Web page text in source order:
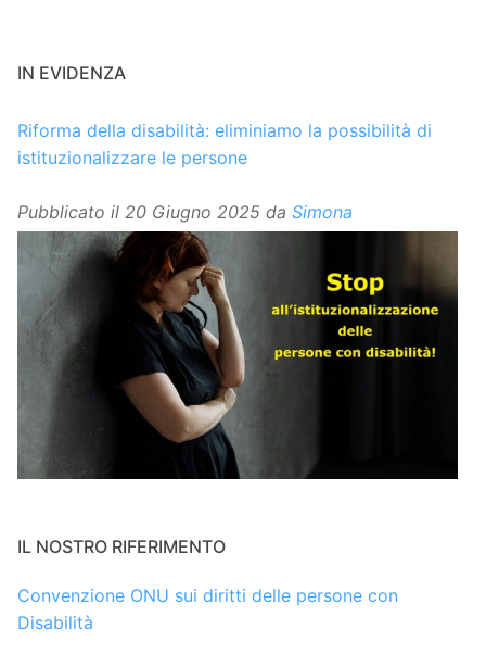
IN EVIDENZA
Riforma della disabilità: eliminiamo la possibilità di
istituzionalizzare le persone
Pubblicato il 20 Giugno 2025 da Simona
IL NOSTRO RIFERIMENTO
Convenzione ONU sui diritti delle persone con
Disabilità